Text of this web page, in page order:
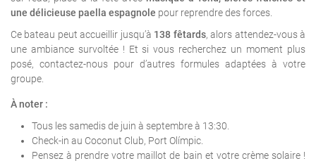
une délicieuse paella espagnole pour reprendre des forces.
Ce bateau peut accueillir jusqu’à 138 fêtards, alors attendez-vous à
une ambiance survoltée ! Et si vous recherchez un moment plus
posé, contactez-nous pour d’autres formules adaptées à votre
groupe.
À noter :
Tous les samedis de juin à septembre à 13:30.
Check-in au Coconut Club, Port Olímpic.
Pensez à prendre votre maillot de bain et votre crème solaire !